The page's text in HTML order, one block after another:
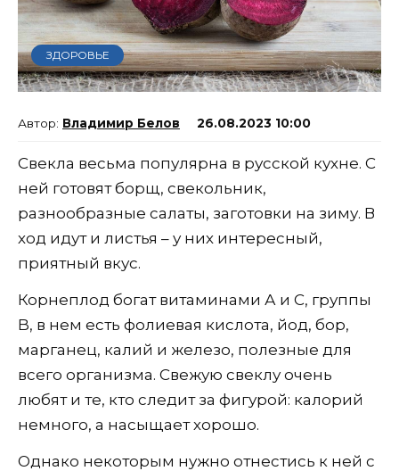
ЗДОРОВЬЕ
Владимир Белов 26.08.2023 10:00
Свекла весьма популярна в русской кухне. С
ней готовят борщ, свекольник,
разнообразные салаты, заготовки на зиму. В
ход идут и листья – у них интересный,
приятный вкус.
Корнеплод богат витаминами А и С, группы
B, в нем есть фолиевая кислота, йод, бор,
марганец, калий и железо, полезные для
всего организма. Свежую свеклу очень
любят и те, кто следит за фигурой: калорий
немного, а насыщает хорошо.
Однако некоторым нужно отнестись к ней с